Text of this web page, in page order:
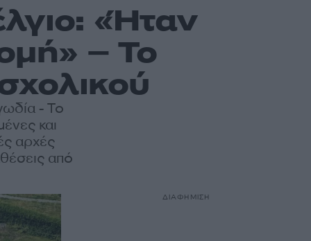
«Ήταν
– Το
- Το
και
αρχές
από
ΔΙΑΦΗΜΙΣΗ